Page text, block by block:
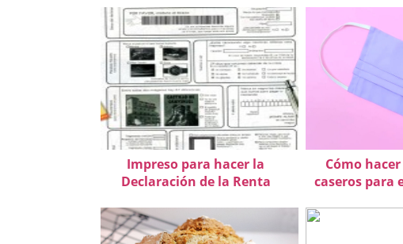
Impreso para hacer la
Declaración de la Renta
Cómo
caseros para